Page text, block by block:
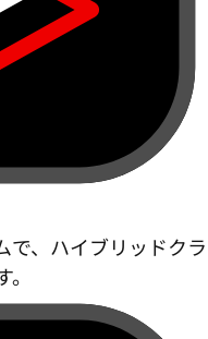
で、ハイブリッドクラ